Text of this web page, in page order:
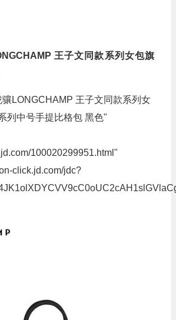
王子文同款系列女包旗
骧LONGCHAMP 王子文同款系列女
列中号手提比格包 黑色"
100020299951.html"
click.jd.com/jdc?